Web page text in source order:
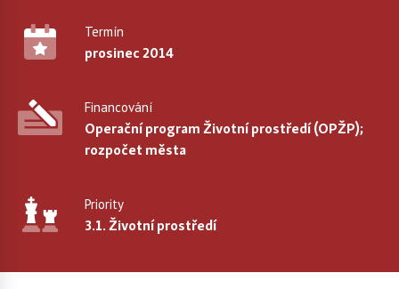
Termín
prosinec 2014
Financování
Operační program Životní prostředí (OPŽP);
rozpočet města
Priority
3.1. Životní prostředí